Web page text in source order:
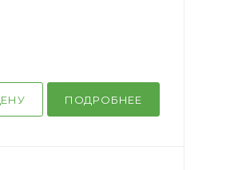
ПОДРОБНЕЕ